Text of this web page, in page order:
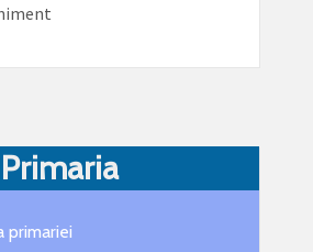
Primaria
primariei